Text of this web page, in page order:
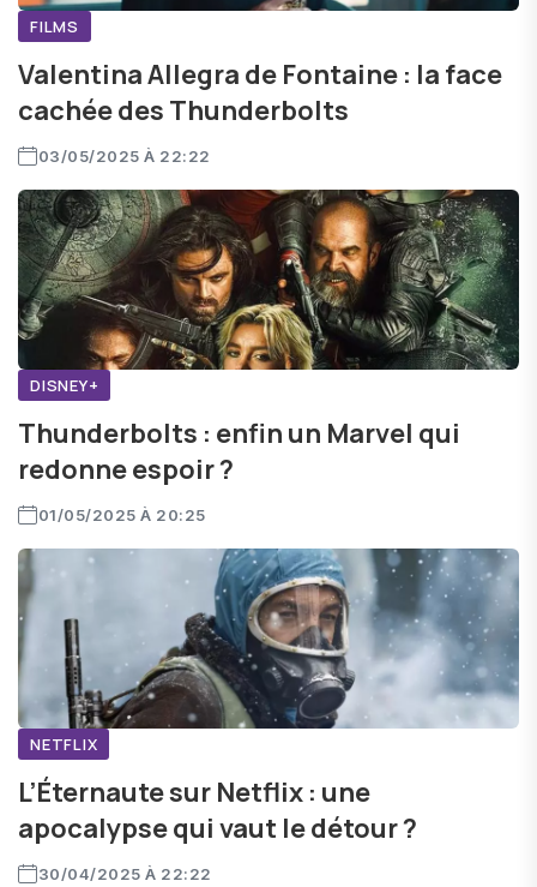
FILMS
Valentina Allegra de Fontaine : la face
cachée des Thunderbolts
03/05/2025 À 22:22
DISNEY+
Thunderbolts : enfin un Marvel qui
redonne espoir ?
01/05/2025 À 20:25
NETFLIX
L’Éternaute sur Netflix : une
apocalypse qui vaut le détour ?
30/04/2025 À 22:22